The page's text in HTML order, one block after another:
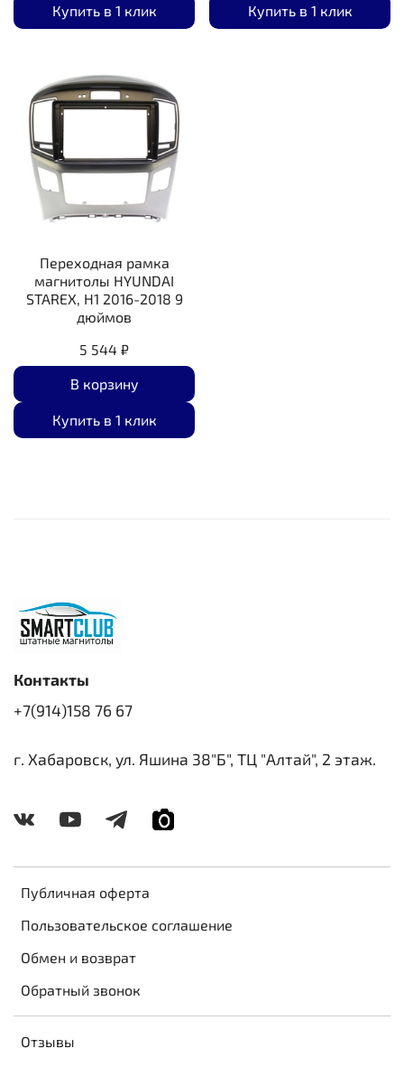
Купить в 1 клик Купить в 1 клик
Переходная рамка
магнитолы HYUNDAI
STAREX, H1 2016-2018 9
дюймов
5 544 ₽
В корзину
Купить в 1 клик
Публичная оферта
Пользовательское соглашение
Обмен и возврат
Обратный звонок
Отзывы
Контакты
+7(914)158 76 67
г. Хабаровск, ул. Яшина 38"Б", ТЦ "Алтай", 2 этаж.